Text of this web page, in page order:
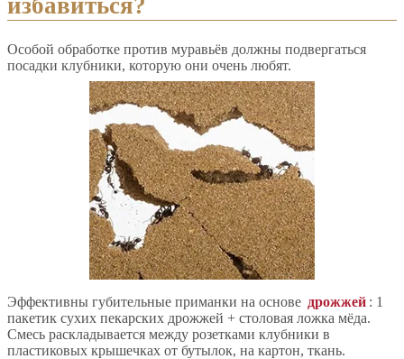
избавиться?
Особой обработке против муравьёв должны подвергаться
посадки клубники, которую они очень любят.
Эффективны губительные приманки на основе дрожжей : 1
пакетик сухих пекарских дрожжей + столовая ложка мёда.
Смесь раскладывается между розетками клубники в
пластиковых крышечках от бутылок, на картон, ткань.